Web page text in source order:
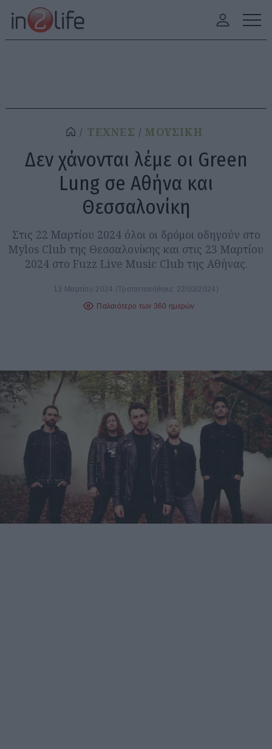
ΤΕΧΝΕΣ ΜΟΥΣΙΚΗ
Δεν χάνονται λέμε οι Green
Lung σe Aθήνα και
Θεσσαλονίκη
Στις 22 Μαρτίου 2024 όλοι οι δρόμοι οδηγούν στο
Mylos Club της Θεσσαλονίκης και στις 23 Μαρτίου
2024 στο Fuzz Live Music Club της Αθήνας.
13 Μαρτίου 2024 (Τροποποιήθηκε: 22/03/2024)
Παλαιότερο των 360 ημερών